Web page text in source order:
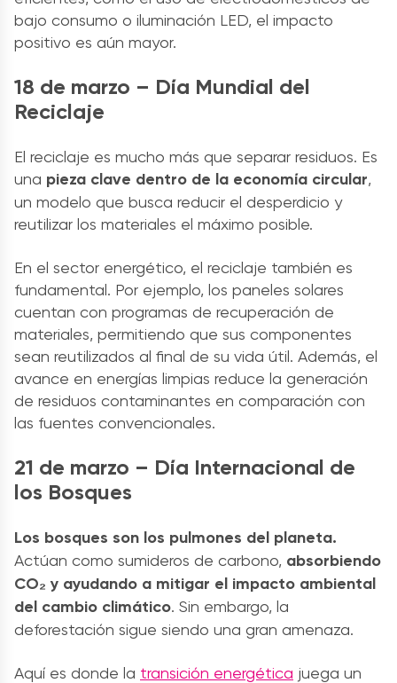
bajo consumo o iluminación LED, el impacto
positivo es aún mayor.
18 de marzo – Día Mundial del
Reciclaje
El reciclaje es mucho más que separar residuos. Es
una pieza clave dentro de la economía circular,
un modelo que busca reducir el desperdicio y
reutilizar los materiales el máximo posible.
En el sector energético, el reciclaje también es
fundamental. Por ejemplo, los paneles solares
cuentan con programas de recuperación de
materiales, permitiendo que sus componentes
sean reutilizados al final de su vida útil. Además, el
avance en energías limpias reduce la generación
de residuos contaminantes en comparación con
las fuentes convencionales.
21 de marzo – Día Internacional de
los Bosques
Los bosques son los pulmones del planeta.
Actúan como sumideros de carbono, absorbiendo
CO₂ y ayudando a mitigar el impacto ambiental
del cambio climático. Sin embargo, la
deforestación sigue siendo una gran amenaza.
Aquí es donde la transición energética juega un